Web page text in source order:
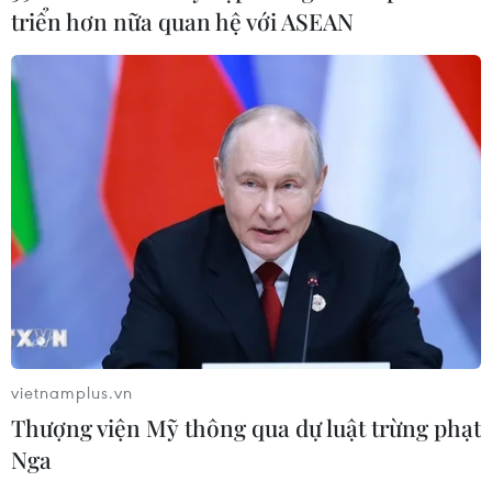
04/08/2026 13:23
Đại biểu Quốc hội: Nếu không có cơ
chế bảo vệ sẽ khó khuyến khích đổi
mới sáng tạo thực tiễn
04/08/2026 11:01
Hàn Quốc lên kế hoạch phóng tàu
thăm dò không gian Trái Đất-Mặt
Trăng
04/08/2026 09:42
Xem thêm
triển hơn nữa quan hệ với ASEAN
vietnamplus.vn
Thượng viện Mỹ thông qua dự luật trừng phạt
Nga